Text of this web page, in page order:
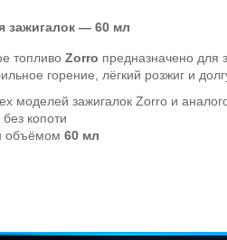
зажигалок — 60 мл
топливо Zorro предназначено для
горение, лёгкий розжиг и
моделей зажигалок Zorro и
копоти
объёмом 60 мл